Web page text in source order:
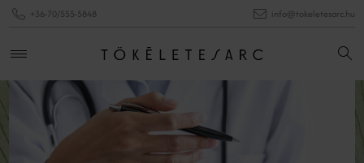
+36-70/555-5848 info@tokeletesarc.hu